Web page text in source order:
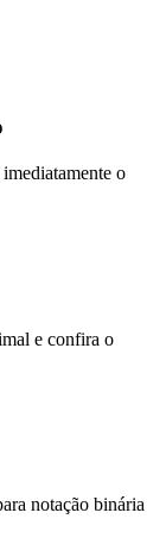
o
e confira o
notação binária